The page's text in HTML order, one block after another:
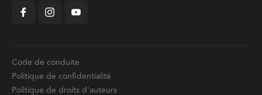
Code de conduite
Politique de confidentialité
Politique de droits d'auteurs